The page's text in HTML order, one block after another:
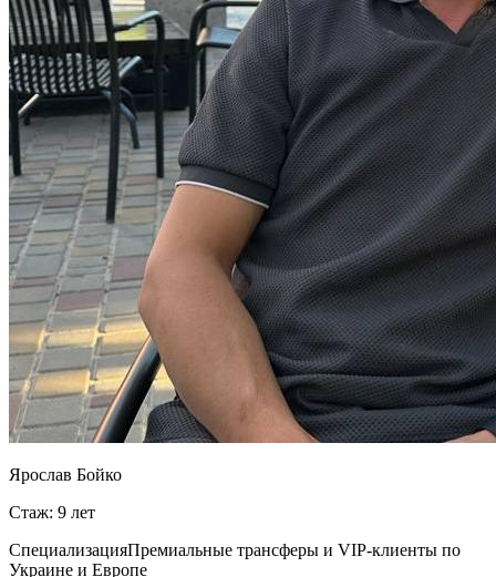
Ярослав Бойко
Стаж: 9 лет
СпециализацияПремиальные трансферы и VIP-клиенты по
Украине и Европе